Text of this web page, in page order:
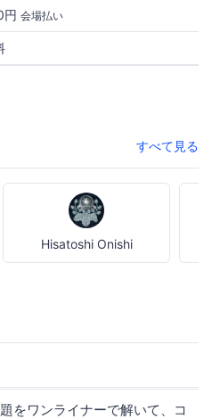
円 会場払い
すべて見る
Hisatoshi Onishi
をワンライナーで解いて、コ